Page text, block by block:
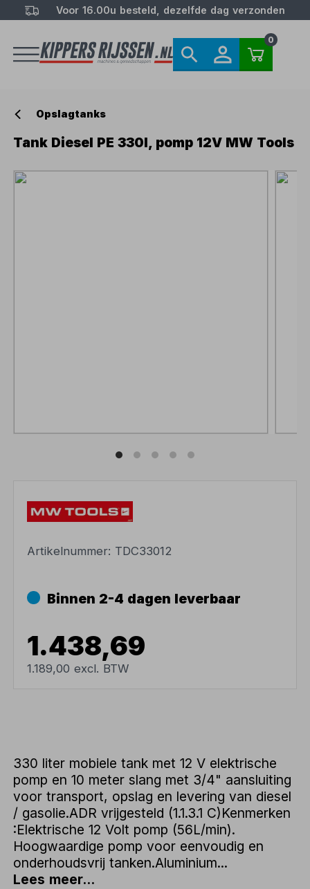
Voor 16.00u besteld, dezelfde dag verzonden
0
Opslagtanks
Tank Diesel PE 330l, pomp 12V MW Tools
Artikelnummer: TDC33012
Binnen 2-4 dagen leverbaar
1.438,69
1.189,00 excl. BTW
330 liter mobiele tank met 12 V elektrische
pomp en 10 meter slang met 3/4" aansluiting
voor transport, opslag en levering van diesel
/ gasolie.ADR vrijgesteld (1.1.3.1 C)Kenmerken
:Elektrische 12 Volt pomp (56L/min).
Hoogwaardige pomp voor eenvoudig en
onderhoudsvrij tanken.Aluminium...
Lees meer...